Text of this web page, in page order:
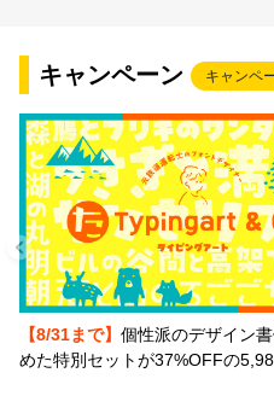
キャンペーン キャンペ
【8/31まで】 個性派のデザイン
めた特別セットが37%OFFの